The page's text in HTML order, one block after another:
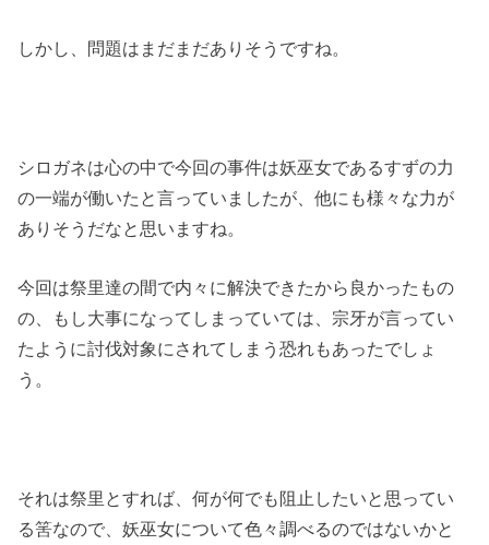
しかし、問題はまだまだありそうですね。
シロガネは心の中で今回の事件は妖巫女であるすずの力
の一端が働いたと言っていましたが、他にも様々な力が
ありそうだなと思いますね。
今回は祭里達の間で内々に解決できたから良かったもの
の、もし大事になってしまっていては、宗牙が言ってい
たように討伐対象にされてしまう恐れもあったでしょ
う。
それは祭里とすれば、何が何でも阻止したいと思ってい
る筈なので、妖巫女について色々調べるのではないかと